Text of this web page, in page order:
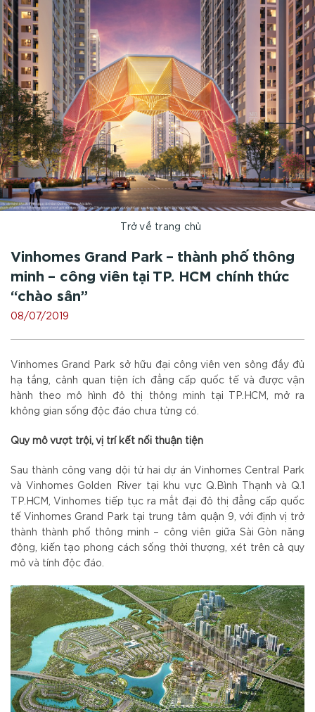
Trở về trang chủ
Vinhomes Grand Park – thành phố thông
minh – công viên tại TP. HCM chính thức
“chào sân”
08/07/2019
Vinhomes Grand Park sở hữu đại công viên ven sông đầy đủ
hạ tầng, cảnh quan tiện ích đẳng cấp quốc tế và được vận
hành theo mô hình đô thị thông minh tại TP.HCM, mở ra
không gian sống độc đáo chưa từng có.
Quy mô vượt trội, vị trí kết nối thuận tiện
Sau thành công vang dội từ hai dự án Vinhomes Central Park
và Vinhomes Golden River tại khu vực Q.Bình Thạnh và Q.1
TP.HCM, Vinhomes tiếp tục ra mắt đại đô thị đẳng cấp quốc
tế Vinhomes Grand Park tại trung tâm quận 9, với định vị trở
thành thành phố thông minh – công viên giữa Sài Gòn năng
động, kiến tạo phong cách sống thời thượng, xét trên cả quy
mô và tính độc đáo.